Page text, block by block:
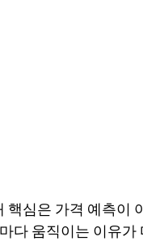
핵심은 가격 예측이
다 움직이는 이유